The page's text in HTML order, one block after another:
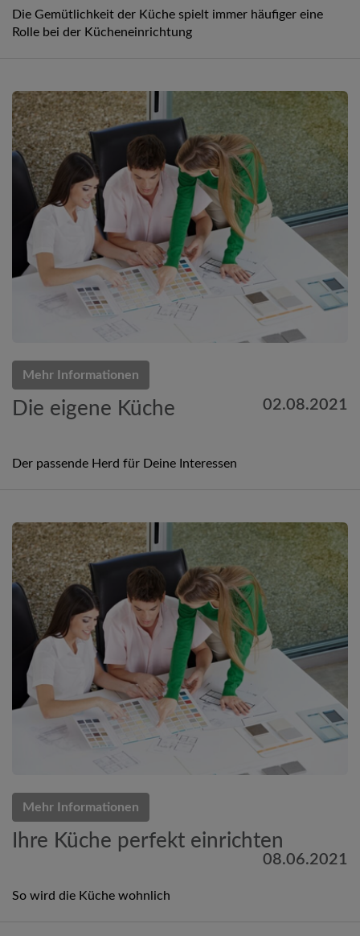
Die Gemütlichkeit der Küche spielt immer häufiger eine
Rolle bei der Kücheneinrichtung
Mehr Informationen
Die eigene Küche 02.08.2021
Der passende Herd für Deine Interessen
Mehr Informationen
Ihre Küche perfekt einrichten
08.06.2021
So wird die Küche wohnlich